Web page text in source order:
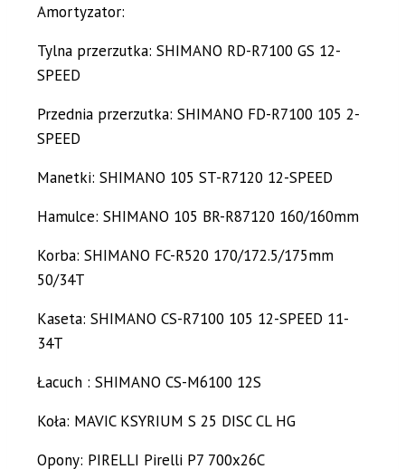
Amortyzator:
Tylna przerzutka: SHIMANO RD-R7100 GS 12-
SPEED
Przednia przerzutka: SHIMANO FD-R7100 105 2-
SPEED
Manetki: SHIMANO 105 ST-R7120 12-SPEED
Hamulce: SHIMANO 105 BR-R87120 160/160mm
Korba: SHIMANO FC-R520 170/172.5/175mm
50/34T
Kaseta: SHIMANO CS-R7100 105 12-SPEED 11-
34T
Łacuch : SHIMANO CS-M6100 12S
Koła: MAVIC KSYRIUM S 25 DISC CL HG
Opony: PIRELLI Pirelli P7 700x26C